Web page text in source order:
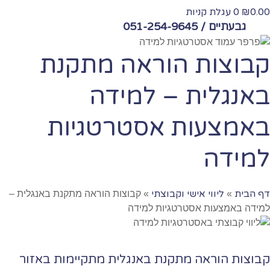
₪0.00
0 עגלת קניות
גבעתיים / 051-254-9645
קבוצות הוראה מתקנת
באנגלית – למידה
באמצעות אסטרטגיות
למידה
דף הבית » ליווי אישי וקבוצתי » קבוצות הוראה מתקנת באנגלית –
למידה באמצעות אסטרטגיות למידה
קבוצות הוראה מתקנת באנגלית מתקיימות באזור